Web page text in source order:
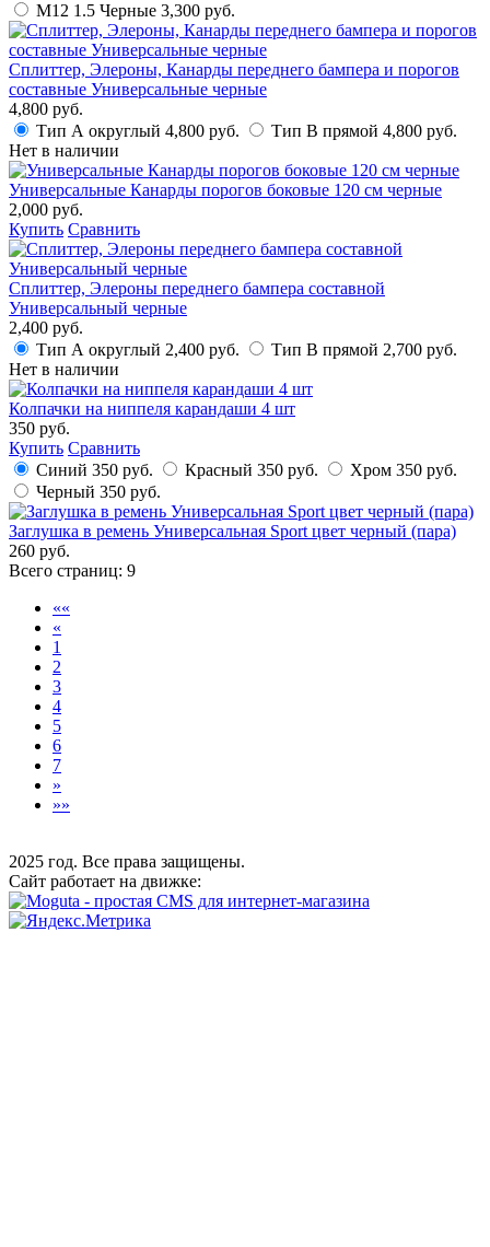
M12 1.5 Черные 3,300 руб.
Сплиттер, Элероны, Канарды переднего бампера и порогов
составные Универсальные черные
4,800 руб.
Тип А округлый 4,800 руб. Тип B прямой 4,800 руб.
Нет в наличии
Универсальные Канарды порогов боковые 120 см черные
2,000 руб.
Купить Сравнить
Сплиттер, Элероны переднего бампера составной
Универсальный черные
2,400 руб.
Тип А округлый 2,400 руб. Тип B прямой 2,700 руб.
Нет в наличии
Колпачки на ниппеля карандаши 4 шт
350 руб.
Купить Сравнить
Синий 350 руб. Красный 350 руб. Хром 350 руб.
Черный 350 руб.
Заглушка в ремень Универсальная Sport цвет черный (пара)
260 руб.
Всего страниц: 9
««
«
1
2
3
4
5
6
7
»
»»
2025 год. Все права защищены.
Сайт работает на движке: